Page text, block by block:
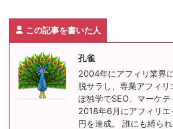
この記事を書いた人
孔雀
2004年にアフィリ業界
脱サラし、専業アフィ
ぼ独学でSEO、マーケテ
2018年6月にアフィリ
円を達成。 誰にも縛ら